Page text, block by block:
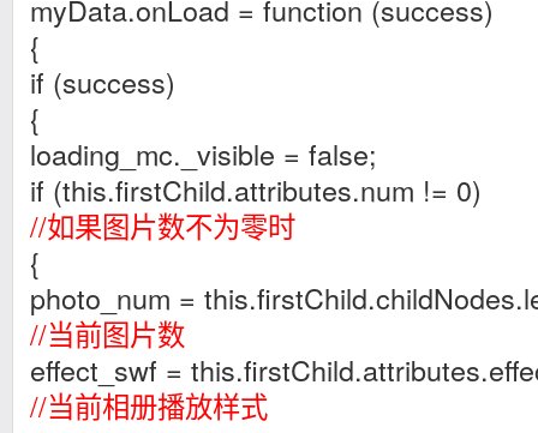
myData.onLoad = function (success)
{
if (success)
{
loading_mc._visible = false;
if (this.firstChild.attributes.num != 0)
//如果图片数不为零时
{
photo_num =
//当前图片数
effect_swf =
//当前相册播放样式